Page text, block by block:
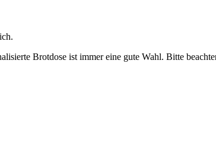
Brotdose ist immer eine gute Wahl. Bitte